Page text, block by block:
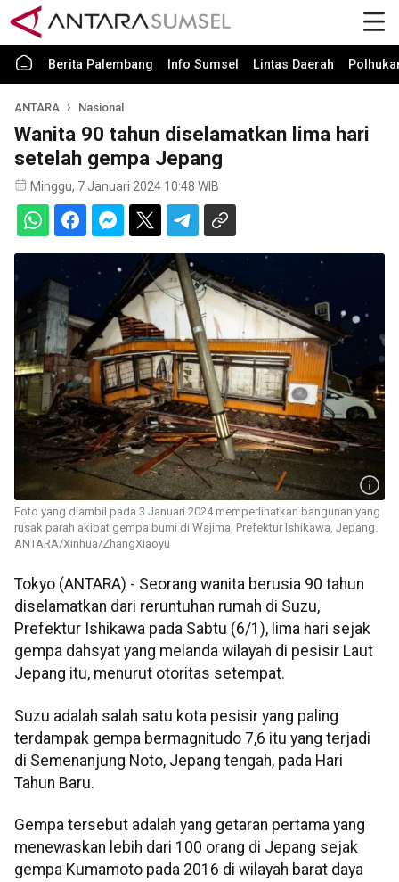
Berita Palembang Info Sumsel Lintas Daerah
ANTARA Nasional
Wanita 90 tahun diselamatkan lima hari
setelah gempa Jepang
Minggu, 7 Januari 2024 10:48 WIB
Foto yang diambil pada 3 Januari 2024 memperlihatkan bangunan yang
rusak parah akibat gempa bumi di Wajima, Prefektur Ishikawa, Jepang.
ANTARA/Xinhua/ZhangXiaoyu
Tokyo (ANTARA) - Seorang wanita berusia 90 tahun
diselamatkan dari reruntuhan rumah di Suzu,
Prefektur Ishikawa pada Sabtu (6/1), lima hari sejak
gempa dahsyat yang melanda wilayah di pesisir Laut
Jepang itu, menurut otoritas setempat.
Suzu adalah salah satu kota pesisir yang paling
terdampak gempa bermagnitudo 7,6 itu yang terjadi
di Semenanjung Noto, Jepang tengah, pada Hari
Tahun Baru.
Gempa tersebut adalah yang getaran pertama yang
menewaskan lebih dari 100 orang di Jepang sejak
gempa Kumamoto pada 2016 di wilayah barat daya